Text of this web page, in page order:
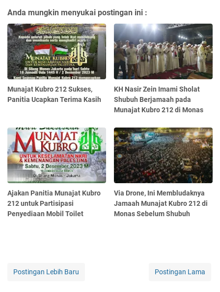
Anda mungkin menyukai postingan ini :
Munajat Kubro 212 Sukses,
Panitia Ucapkan Terima Kasih
KH Nasir Zein Imami Sholat
Shubuh Berjamaah pada
Munajat Kubro 212 di Monas
Ajakan Panitia Munajat Kubro
212 untuk Partisipasi
Penyediaan Mobil Toilet
Via Drone, Ini Membludaknya
Jamaah Munajat Kubro 212 di
Monas Sebelum Shubuh
Postingan Lebih Baru Postingan Lama